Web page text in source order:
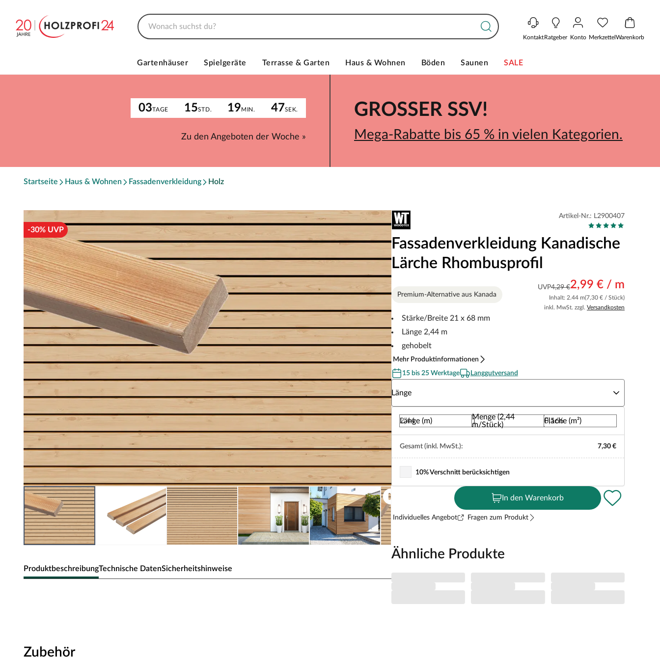
KontaktRatgeber Konto MerkzettelWarenkorb
Gartenhäuser Spielgeräte Terrasse & Garten Haus & Wohnen Böden Saunen SALE
03TAGE 15STD. 19MIN. 47SEK.
Zu den Angeboten der Woche »
GROSSER SSV!
Mega-Rabatte bis 65 % in vielen Kategorien.
Startseite Haus & Wohnen Fassadenverkleidung Holz
-30% UVP
ProduktbeschreibungTechnische DatenSicherheitshinweise
Dichte und Festigkeit auf. Ideal für Anwendungen, bei denen das Holz starken mechanischen Belastungen
Artikel-Nr.: L2900407
Fassadenverkleidung Kanadische
Lärche Rhombusprofil
UVP4,29 €2,99 € / m
Inhalt: 2.44 m(7,30 € / Stück)
inkl. MwSt. zzgl. Versandkosten
Premium-Alternative aus Kanada
Stärke/Breite 21 x 68 mm
Länge 2,44 m
gehobelt
Mehr Produktinformationen
15 bis 25 Werktage
Langgutversand
Länge
Länge (m)
Menge (2,44
m/Stück)
Fläche (m²)
Gesamt (inkl. MwSt.): 7,30 €
10% Verschnitt berücksichtigen
In den Warenkorb
Individuelles Angebot Fragen zum Produkt
Ähnliche Produkte
Zubehör